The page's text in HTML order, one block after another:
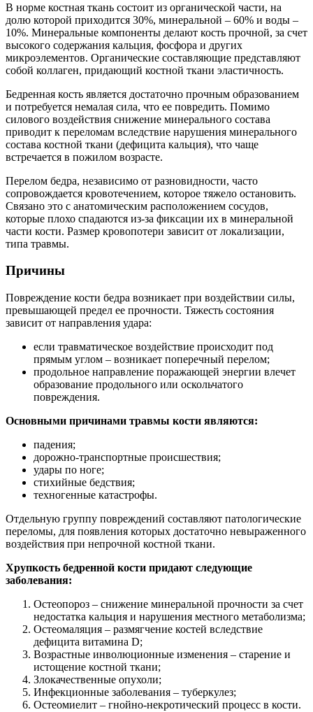
В норме костная ткань состоит из органической части, на
долю которой приходится 30%, минеральной – 60% и воды –
10%. Минеральные компоненты делают кость прочной, за счет
высокого содержания кальция, фосфора и других
микроэлементов. Органические составляющие представляют
собой коллаген, придающий костной ткани эластичность.
Бедренная кость является достаточно прочным образованием
и потребуется немалая сила, что ее повредить. Помимо
силового воздействия снижение минерального состава
приводит к переломам вследствие нарушения минерального
состава костной ткани (дефицита кальция), что чаще
встречается в пожилом возрасте.
Перелом бедра, независимо от разновидности, часто
сопровождается кровотечением, которое тяжело остановить.
Связано это с анатомическим расположением сосудов,
которые плохо спадаются из-за фиксации их в минеральной
части кости. Размер кровопотери зависит от локализации,
типа травмы.
Причины
Повреждение кости бедра возникает при воздействии силы,
превышающей предел ее прочности. Тяжесть состояния
зависит от направления удара:
если травматическое воздействие происходит под
прямым углом – возникает поперечный перелом;
продольное направление поражающей энергии влечет
образование продольного или оскольчатого
повреждения.
Основными причинами травмы кости являются:
падения;
дорожно-транспортные происшествия;
удары по ноге;
стихийные бедствия;
техногенные катастрофы.
Отдельную группу повреждений составляют патологические
переломы, для появления которых достаточно невыраженного
воздействия при непрочной костной ткани.
Хрупкость бедренной кости придают следующие
заболевания:
Остеопороз – снижение минеральной прочности за счет
недостатка кальция и нарушения местного метаболизма;
Остеомаляция – размягчение костей вследствие
дефицита витамина D;
Возрастные инволюционные изменения – старение и
истощение костной ткани;
Злокачественные опухоли;
Инфекционные заболевания – туберкулез;
Остеомиелит – гнойно-некротический процесс в кости.